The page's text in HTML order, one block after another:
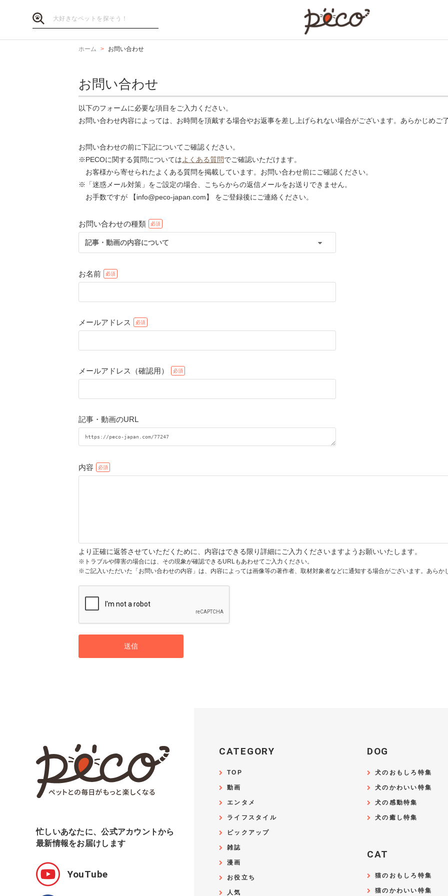
ホーム お問い合わせ
お問い合わせ
以下のフォームに必要な項目をご入力ください。
お問い合わせ内容によっては、お時間を頂戴する場合やお返事を差し上げられない場合がございます。あらかじめご
お問い合わせの前に下記についてご確認ください。
※PECOに関する質問についてはよくある質問でご確認いただけます。
お客様から寄せられたよくある質問を掲載しています。お問い合わせ前にご確認ください。
※「迷惑メール対策」をご設定の場合、こちらからの返信メールをお送りできません。
お手数ですが 【info@peco-japan.com】 をご登録後にご連絡ください。
お問い合わせの種類
記事・動画の内容について
お名前
メールアドレス
メールアドレス（確認用）
記事・動画のURL
内容
より正確に返答させていただくために、内容はできる限り詳細にご入力くださいますようお願いいたします。
※トラブルや障害の場合には、その現象が確認できるURLもあわせてご入力ください。
※ご記入いただいた「お問い合わせの内容」は、内容によっては画像等の著作者、取材対象者などに通知する場合がございます。あらか
送信
忙しいあなたに、公式アカウントから
最新情報をお届けします
YouTube
CATEGORY
TOP
動画
エンタメ
ライフスタイル
ピックアップ
雑誌
漫画
お役立ち
人気
DOG
犬のおもしろ特集
犬のかわいい特集
犬の感動特集
犬の癒し特集
CAT
猫のおもしろ特集
猫のかわいい特集